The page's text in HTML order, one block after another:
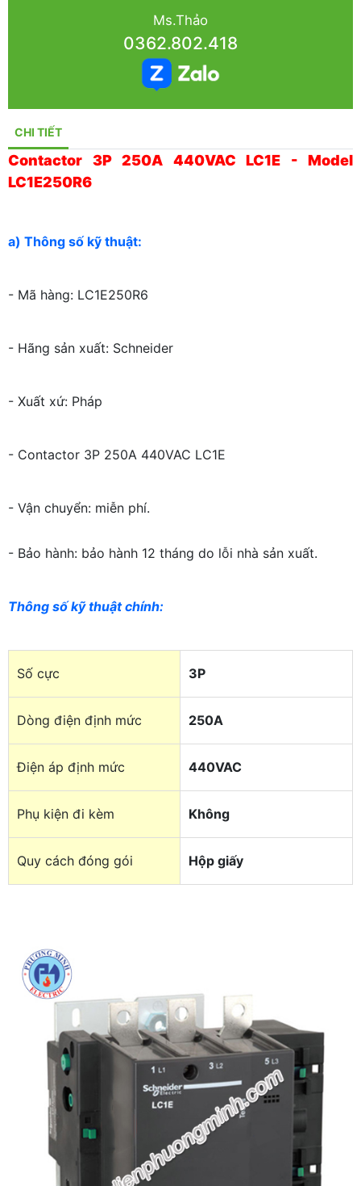
Ms.Thảo
0362.802.418
CHI TIẾT
Contactor 3P 250A 440VAC LC1E - Model
LC1E250R6
a) Thông số kỹ thuật:
- Mã hàng: LC1E250R6
- Hãng sản xuất: Schneider
- Xuất xứ: Pháp
- Contactor 3P 250A 440VAC LC1E
- Vận chuyển: miễn phí.
- Bảo hành: bảo hành 12 tháng do lỗi nhà sản xuất.
Thông số kỹ thuật chính:
Số cực 3P
Dòng điện định mức 250A
Điện áp định mức 440VAC
Phụ kiện đi kèm Không
Quy cách đóng gói Hộp giấy